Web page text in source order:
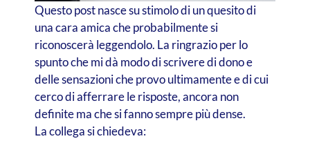
Questo post nasce su stimolo di un quesito di
una cara amica che probabilmente si
riconoscerà leggendolo. La ringrazio per lo
spunto che mi dà modo di scrivere di dono e
delle sensazioni che provo ultimamente e di cui
cerco di afferrare le risposte, ancora non
definite ma che si fanno sempre più dense.
La collega si chiedeva: